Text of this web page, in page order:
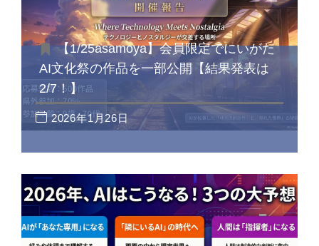
【1/25asamoya】会員限定でにいがた
AI文化祭の作品を一部公開【結果発表は
2/7！】
2026年1月26日